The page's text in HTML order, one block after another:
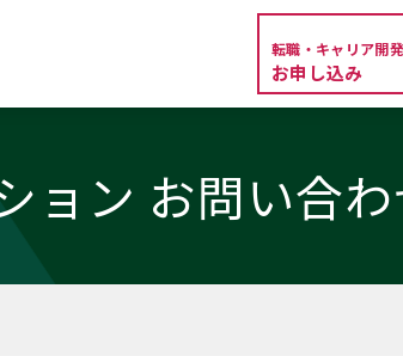
転職・キャリア開発
お申し込み
ョン お問い合